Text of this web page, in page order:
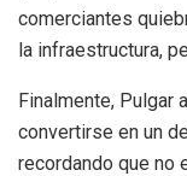
comerciantes
la infraestructura,
Finalmente, Pulgar
convertirse en un
recordando que no